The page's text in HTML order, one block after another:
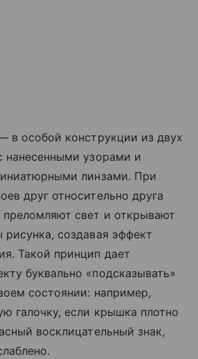
в особой конструкции из двух
нанесенными узорами и
линзами. При
друг относительно друга
преломляют свет и открывают
создавая эффект
Такой принцип дает
буквально «подсказывать»
состоянии: например,
галочку, если крышка плотно
восклицательный знак,